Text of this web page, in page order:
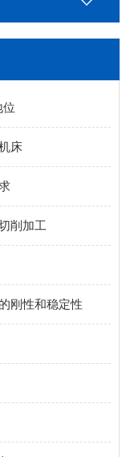
位
床
削加工
刚性和稳定性